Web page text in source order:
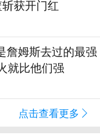
获开门红
詹姆斯去过的最强
就比他们强
点击查看更多